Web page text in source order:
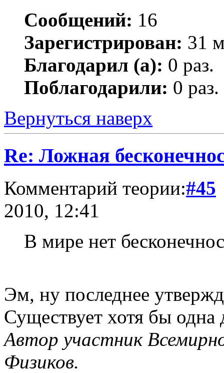
Сообщений: 16
Зарегистрирован: 31
Благодарил (а): 0 раз.
Поблагодарили: 0 раз.
Вернуться наверх
Re: Ложная
Комментарий теории:#45
2010, 12:41
В мире нет
Эм, ну последнее
Существует хотя бы одна
Автор участник
Физиков.